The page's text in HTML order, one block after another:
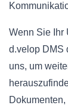
Wenn Sie Ihr
d.velop DMS
uns, um